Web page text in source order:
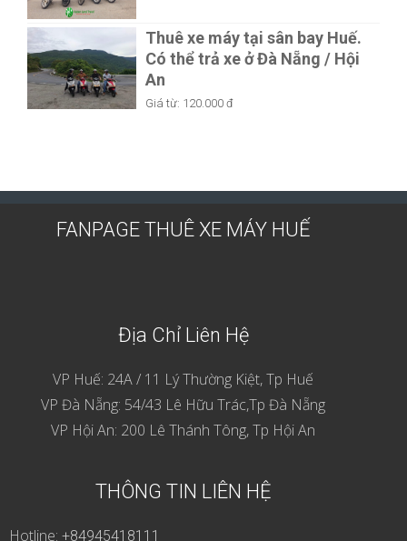
Thuê xe máy tại sân bay Huế.
Có thể trả xe ở Đà Nẵng / Hội
An
Giá từ: 120.000 đ
FANPAGE THUÊ XE MÁY HUẾ
Địa Chỉ Liên Hệ
VP Huế: 24A / 11 Lý Thường Kiệt, Tp Huế
VP Đà Nẵng: 54/43 Lê Hữu Trác,Tp Đà Nẵng
VP Hội An: 200 Lê Thánh Tông, Tp Hội An
THÔNG TIN LIÊN HỆ
Hotline: +84945418111